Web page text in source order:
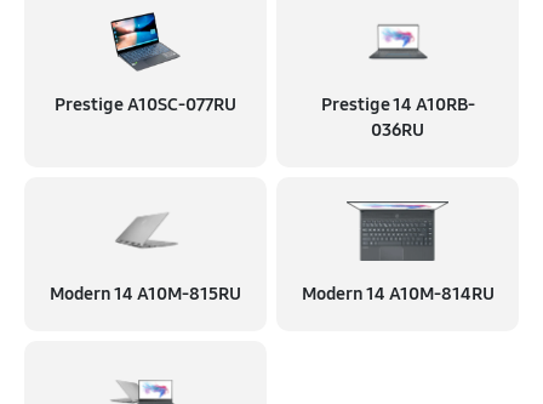
Prestige A10SC-077RU
Prestige 14 A10RB-
036RU
Modern 14 A10M-815RU Modern 14 A10M-814RU